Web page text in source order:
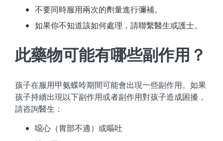
不要同時服用兩次的劑量進行彌補。
如果你不知道該如何處理，請聯繫醫生或護士。
此藥物可能有哪些副作用？
孩子在服用甲氨蝶呤期間可能會出現一些副作用。如果
孩子持續出現以下副作用或者副作用對孩子造成困擾，
請咨詢醫生：
噁心（胃部不適）或嘔吐